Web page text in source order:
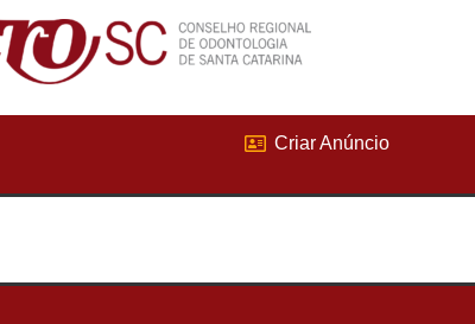
Criar Anúncio